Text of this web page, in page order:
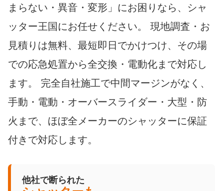
まらない・異音・変形」にお困りなら、シャ
ッター王国にお任せください。 現地調査・お
見積りは無料、最短即日でかけつけ、その場
での応急処置から全交換・電動化まで対応し
ます。 完全自社施工で中間マージンがなく、
手動・電動・オーバースライダー・大型・防
火まで、ほぼ全メーカーのシャッターに保証
付きで対応します。
他社で断られた